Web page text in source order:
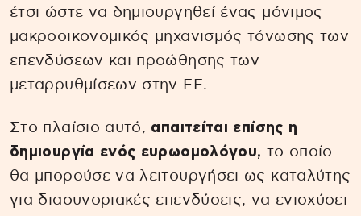
έτσι ώστε να δημιουργηθεί ένας μόνιμος
μακροοικονομικός μηχανισμός τόνωσης των
επενδύσεων και προώθησης των
μεταρρυθμίσεων στην ΕΕ.
Στο πλαίσιο αυτό, απαιτείται επίσης η
δημιουργία ενός ευρωομολόγου, το οποίο
θα μπορούσε να λειτουργήσει ως καταλύτης
για διασυνοριακές επενδύσεις, να ενισχύσει